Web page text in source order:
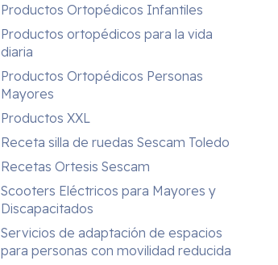
Productos Ortopédicos Infantiles
Productos ortopédicos para la vida
diaria
Productos Ortopédicos Personas
Mayores
Productos XXL
Receta silla de ruedas Sescam Toledo
Recetas Ortesis Sescam
Scooters Eléctricos para Mayores y
Discapacitados
Servicios de adaptación de espacios
para personas con movilidad reducida